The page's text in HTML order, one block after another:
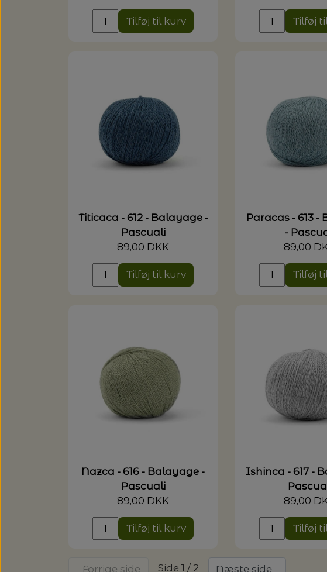
Tilføj til kurv Tilføj
Titicaca - 612 - Balayage -
Pascuali
89,00 DKK
Tilføj til kurv
Paracas - 613 -
-
89,00
Tilføj
Nazca - 616 - Balayage -
Pascuali
89,00 DKK
Tilføj til kurv
Ishinca - 617 -
89,00
Tilføj
Forrige side Side 1 / 2 Næste side